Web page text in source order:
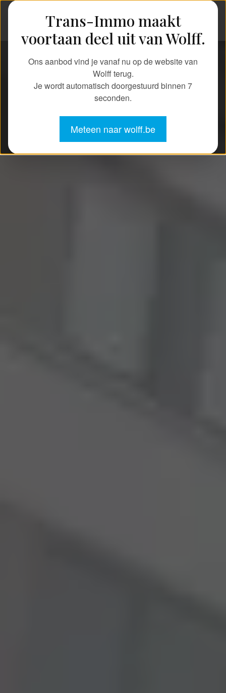
TRANS-IMMO
Trans-Immo maakt
voortaan deel uit van Wolff.
Ons aanbod vind je vanaf nu op de website van
Wolff terug.
Je wordt automatisch doorgestuurd binnen 7
seconden.
Meteen naar wolff.be